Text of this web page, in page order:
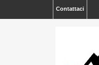
Contattaci